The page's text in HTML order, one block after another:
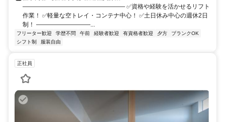
――――――――――――――――― ✅️資格や経験を活かせるリフト
作業！ ✅️軽量な空トレイ・コンテナ中心！ ✅️土日休み中心の週休2日
制！ ―――――――――...
フリーター歓迎 学歴不問 午前 経験者歓迎 有資格者歓迎 夕方
ブランクOK
シフト制
服装自由
正社員